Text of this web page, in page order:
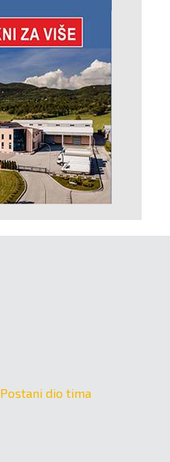
Postani dio tima